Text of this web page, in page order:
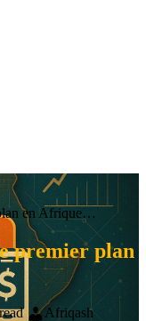
en Afrique…
premier plan
Afriqash